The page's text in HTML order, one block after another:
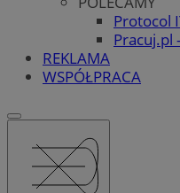
Protocol
Pracuj.pl
REKLAMA
WSPÓŁPRACA